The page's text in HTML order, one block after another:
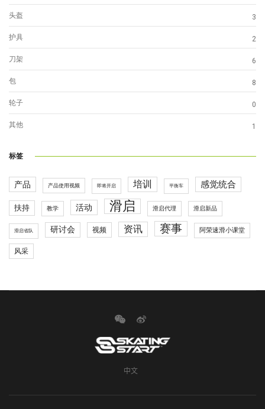
头盔 3
护具 2
刀架 6
包 8
轮子 0
其他 1
标签
产品 产品使用视频 即将开启 培训 平衡车 感觉统合
扶持 教学 活动 滑启 滑启代理 滑启新品
滑启省队 研讨会 视频 资讯 赛事 阿荣速滑小课堂
风采
中文